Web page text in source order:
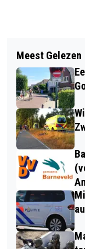
HUBERTUS
Meest Gelezen